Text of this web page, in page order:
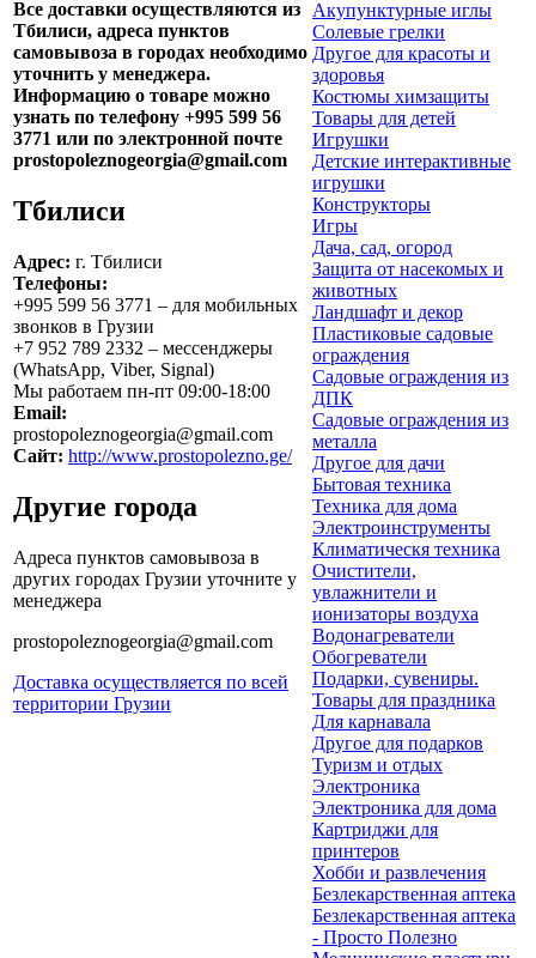
Все доставки осуществляются из
Тбилиси, адреса пунктов
самовывоза в городах необходимо
уточнить у менеджера.
Информацию о товаре можно
узнать по телефону +995 599 56
3771 или по электронной почте
prostopoleznogeorgia@gmail.com
Тбилиси
Адрес: г. Тбилиси
Телефоны:
+995 599 56 3771 – для мобильных
звонков в Грузии
+7 952 789 2332 – мессенджеры
(WhatsApp, Viber, Signal)
Мы работаем пн-пт 09:00-18:00
Email:
prostopoleznogeorgia@gmail.com
Сайт: http://www.prostopolezno.ge/
Другие города
Адреса пунктов самовывоза в
других городах Грузии уточните у
менеджера
prostopoleznogeorgia@gmail.com
Доставка осуществляется по всей
территории Грузии
Акупунктурные иглы
Солевые грелки
Другое для красоты и
здоровья
Костюмы химзащиты
Товары для детей
Игрушки
Детские интерактивные
игрушки
Конструкторы
Игры
Дача, сад, огород
Защита от насекомых и
животных
Ландшафт и декор
Пластиковые садовые
ограждения
Садовые ограждения из
ДПК
Садовые ограждения из
металла
Другое для дачи
Бытовая техника
Техника для дома
Электроинструменты
Климатическя техника
Очистители,
увлажнители и
ионизаторы воздуха
Водонагреватели
Обогреватели
Подарки, сувениры.
Товары для праздника
Для карнавала
Другое для подарков
Туризм и отдых
Электроника
Электроника для дома
Картриджи для
принтеров
Хобби и развлечения
Безлекарственная аптека
Безлекарственная аптека
- Просто Полезно